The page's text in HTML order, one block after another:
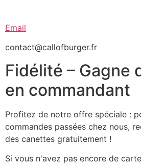
Email
contact@callofburger.fr
Fidélité – Gagne
en commandant
Profitez de notre offre spéciale :
commandes passées chez nous,
des canettes gratuitement !
Si vous n'avez pas encore de